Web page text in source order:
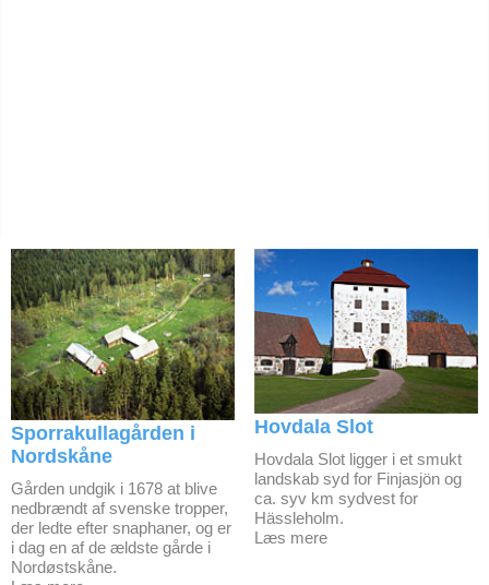
Sporrakullagården i
Nordskåne
Gården undgik i 1678 at blive
nedbrændt af svenske tropper,
der ledte efter snaphaner, og er
i dag en af de ældste gårde i
Nordøstskåne.
Hovdala Slot
Hovdala Slot ligger i et smukt
landskab syd for Finjasjön og
ca. syv km sydvest for
Hässleholm.
Læs mere